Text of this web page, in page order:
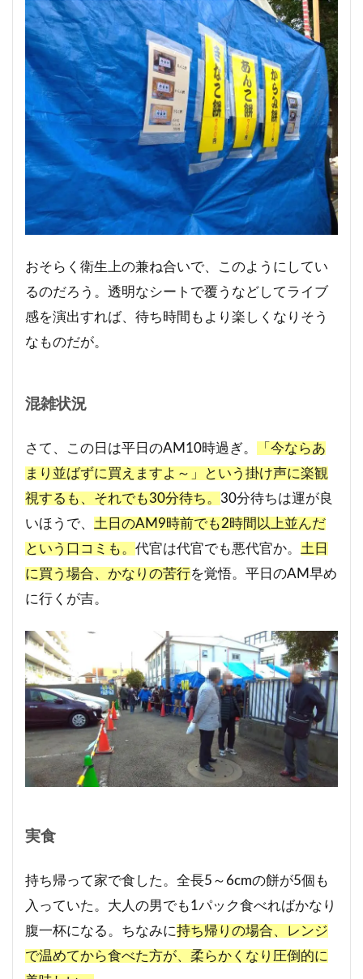
おそらく衛生上の兼ね合いで、このようにしてい
るのだろう。透明なシートで覆うなどしてライブ
感を演出すれば、待ち時間もより楽しくなりそう
なものだが。
混雑状況
さて、この日は平日のAM10時過ぎ。
「今ならあ
まり並ばずに買えますよ～」という掛け声に楽観
視するも、それでも30分待ち。 30分待ちは運が良
いほうで、 土日のAM9時前でも2時間以上並んだ
という口コミも。 代官は代官でも悪代官か。 土日
に買う場合、かなりの苦行を覚悟。平日のAM早め
に行くが吉。
実食
持ち帰って家で食した。全長5～6cmの餅が5個も
入っていた。大人の男でも1パック食べればかなり
腹一杯になる。ちなみに持ち帰りの場合、レンジ
で温めてから食べた方が、柔らかくなり圧倒的に